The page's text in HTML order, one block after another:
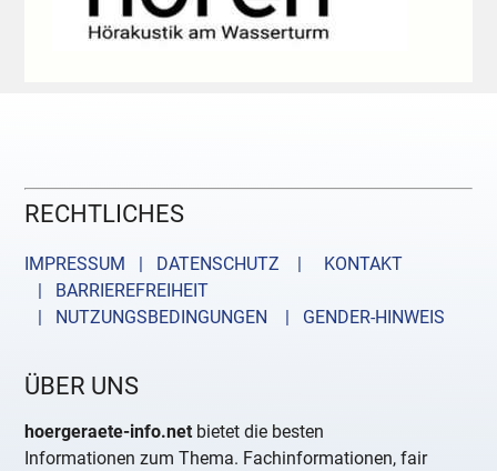
RECHTLICHES
IMPRESSUM | DATENSCHUTZ |
KONTAKT
| BARRIEREFREIHEIT
| NUTZUNGSBEDINGUNGEN
| GENDER-HINWEIS
ÜBER UNS
hoergeraete-info.net bietet die besten
Informationen zum Thema. Fachinformationen, fair